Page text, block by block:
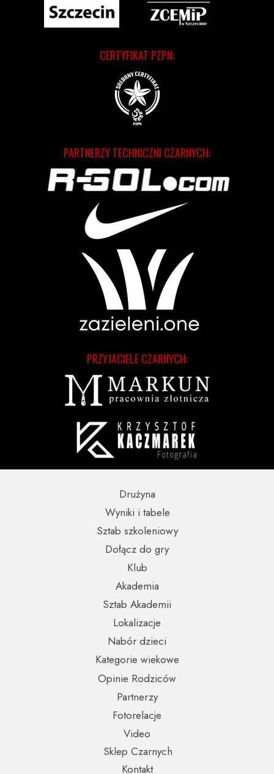
CERTYFIKAT PZPN:
PRZYJACIELE CZARNYCH:
PARTNERZY TECHNICZNI CZARNYCH:
Partnerzy
Opinie Rodziców
Nabór dzieci
Wyniki i tabele
Sklep Czarnych
Video
Fotorelacje
Kontakt
Kategorie wiekowe
Lokalizacje
Sztab szkoleniowy
Sztab Akademii
Dołącz do gry
Drużyna
Akademia
Klub